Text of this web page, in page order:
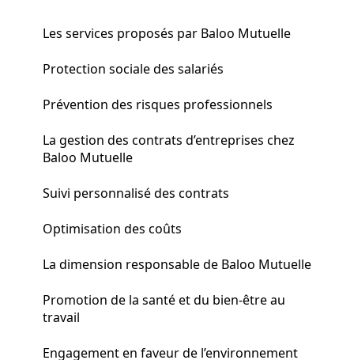
Les services proposés par Baloo Mutuelle
Protection sociale des salariés
Prévention des risques professionnels
La gestion des contrats d’entreprises chez
Baloo Mutuelle
Suivi personnalisé des contrats
Optimisation des coûts
La dimension responsable de Baloo Mutuelle
Promotion de la santé et du bien-être au
travail
Engagement en faveur de l’environnement